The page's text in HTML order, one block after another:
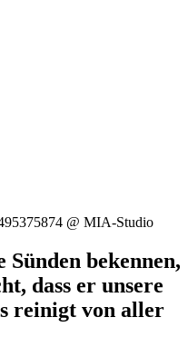
@ MIA-Studio
bekennen,
dass er unsere
reinigt von aller